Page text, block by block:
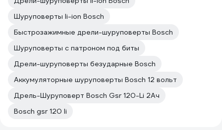
Шуруповерты li-ion Bosch
Быстрозажимные дрели-шуруповерты Bosch
Шуруповерты с патроном под биты
Дрели-шуруповерты безударные Bosch
Аккумуляторные шуруповерты Bosch 12 вольт
Дрель-Шуруповерт Bosch Gsr 120-Li 2Ач
Bosch gsr 120 li